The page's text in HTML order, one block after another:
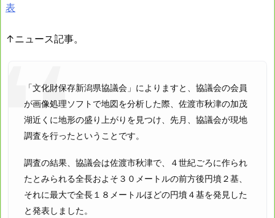
表
↑ニュース記事。
「文化財保存新潟県協議会」によりますと、協議会の会員
が画像処理ソフトで地図を分析した際、佐渡市秋津の加茂
湖近くに地形の盛り上がりを見つけ、先月、協議会が現地
調査を行ったということです。
調査の結果、協議会は佐渡市秋津で、４世紀ごろに作られ
たとみられる全長およそ３０メートルの前方後円墳２基、
それに最大で全長１８メートルほどの円墳４基を発見した
と発表しました。